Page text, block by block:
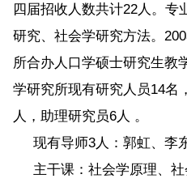
四届招收人数共计22人。专
研究、社会学研究方法。
所合办人口学硕士研究生教
学研究所现有研究人员14名
人，助理研究员6人 。
现有导师3人：郭虹、李东
主干课：社会学原理、社